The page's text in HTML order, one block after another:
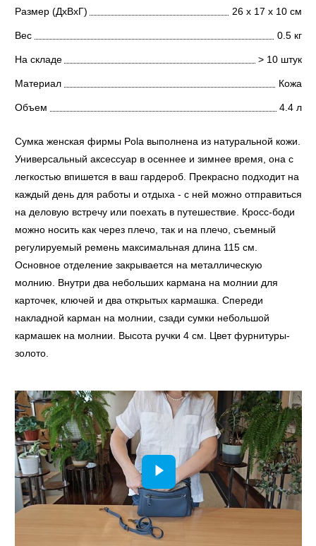
Размер (ДхВхГ) 26 х 17 х 10 см
Вес 0.5 кг
На складе > 10 штук
Материал Кожа
Объем 4.4 л
Сумка женская фирмы Pola выполнена из натуральной кожи.
Универсальный аксессуар в осеннее и зимнее время, она с
легкостью впишется в ваш гардероб. Прекрасно подходит на
каждый день для работы и отдыха - с ней можно отправиться
на деловую встречу или поехать в путешествие. Кросс-боди
можно носить как через плечо, так и на плечо, съемный
регулируемый ремень максимальная длина 115 см.
Основное отделение закрывается на металлическую
молнию. Внутри два небольших кармана на молнии для
карточек, ключей и два открытых кармашка. Спереди
накладной карман на молнии, сзади сумки небольшой
кармашек на молнии. Высота ручки 4 см. Цвет фурнитуры-
золото.